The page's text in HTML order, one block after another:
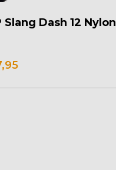
Slang Dash 12 Nylon